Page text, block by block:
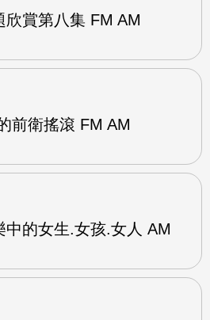
欣賞第八集 FM AM
前衛搖滾 FM AM
中的女生.女孩.女人 AM